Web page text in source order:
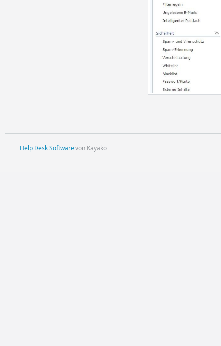
Help Desk Softwarevon Kayako